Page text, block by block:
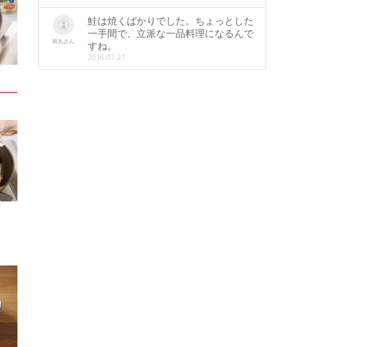
黒丸さん
鮭は焼くばかりでした。ちょっとした
一手間で、立派な一品料理になるんで
すね。
2016.07.21